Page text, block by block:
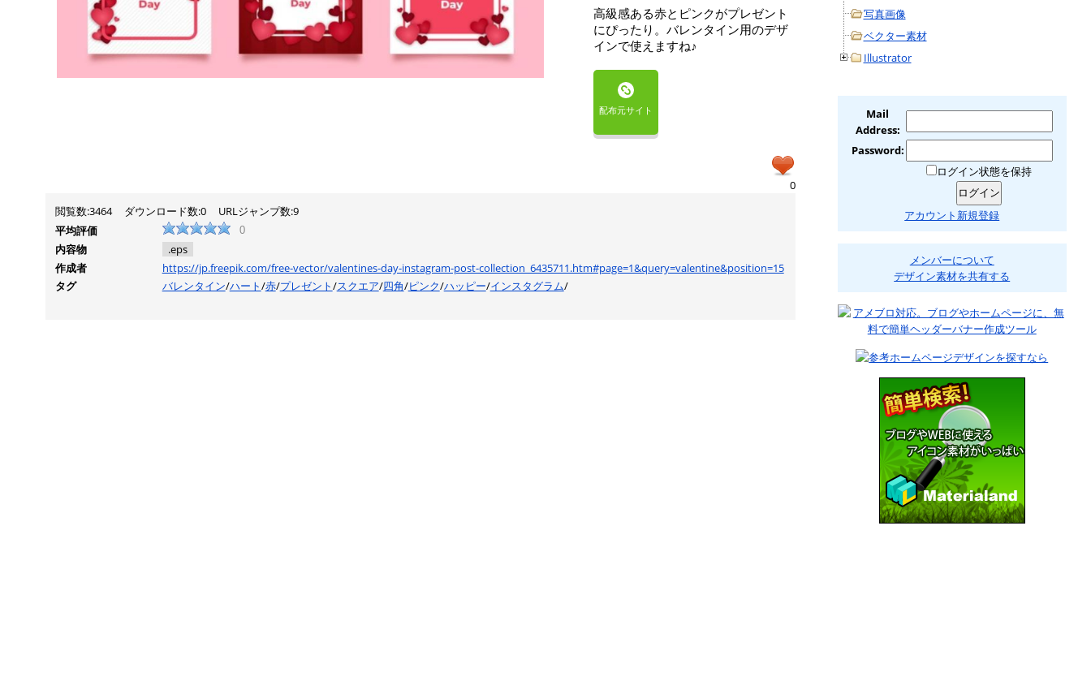
高級感ある赤とピンクがプレゼント
にぴったり。バレンタイン用のデザ
インで使えますね♪
配布元サイト
0
閲覧数:3464
ダウンロード数:0
URLジャンプ数:9
平均評価
0
内容物
.eps
作成者
https://jp.freepik.com/free-vector/valentines-day-instagram-post-collection_6435711.htm#page=1&query=valentine&position=15
タグ
バレンタイン/ハート/赤/プレゼント/スクエア/四角/ピンク/ハッピー/インスタグラム/
写真画像
ベクター素材
Illustrator
Mail
Address:
Password:
ログイン状態を保持
アカウント新規登録
メンバーについて
デザイン素材を共有する